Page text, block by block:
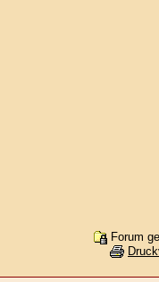
Forum